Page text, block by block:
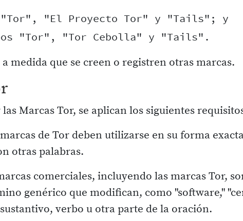
"El Proyecto Tor" y "Tails"; y
medida que se creen o registren otras marcas.
Marcas Tor, se aplican los siguientes
de Tor deben utilizarse en su forma
otras palabras.
comerciales, incluyendo las marcas Tor,
genérico que modifican, como "software,"
verbo u otra parte de la oración.